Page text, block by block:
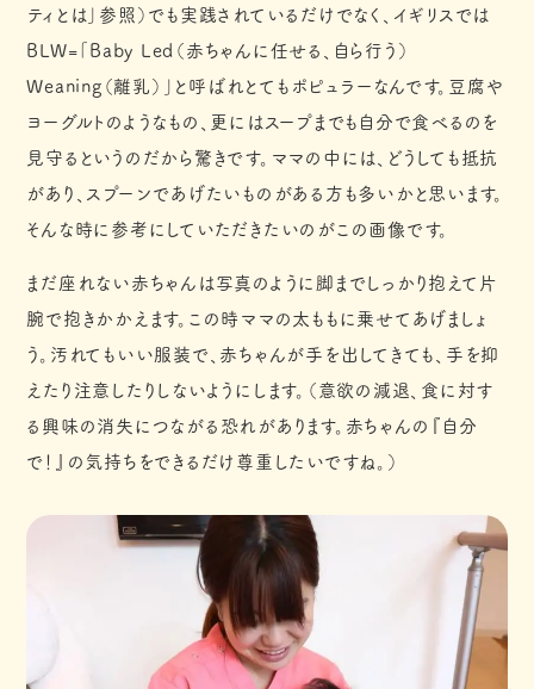
ティとは」参照）でも実践されているだけでなく、イギリスでは
BLW=「Baby Led（赤ちゃんに任せる、自ら行う）
Weaning（離乳）」と呼ばれとてもポピュラーなんです。豆腐や
ヨーグルトのようなもの、更にはスープまでも自分で食べるのを
見守るというのだから驚きです。ママの中には、どうしても抵抗
があり、スプーンであげたいものがある方も多いかと思います。
そんな時に参考にしていただきたいのがこの画像です。
まだ座れない赤ちゃんは写真のように脚までしっかり抱えて片
腕で抱きかかえます。この時ママの太ももに乗せてあげましょ
う。汚れてもいい服装で、赤ちゃんが手を出してきても、手を抑
えたり注意したりしないようにします。（意欲の減退、食に対す
る興味の消失につながる恐れがあります。赤ちゃんの『自分
で！』の気持ちをできるだけ尊重したいですね。）